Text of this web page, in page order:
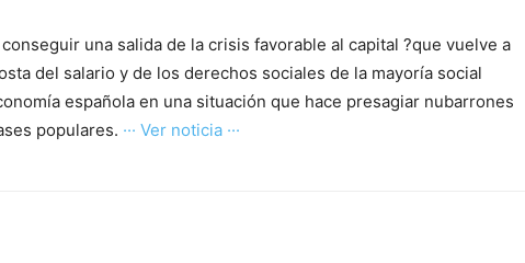
una salida de la crisis favorable al capital ?que vuelve a
del salario y de los derechos sociales de la mayoría social
española en una situación que hace presagiar nubarrones
populares. ··· Ver noticia ···